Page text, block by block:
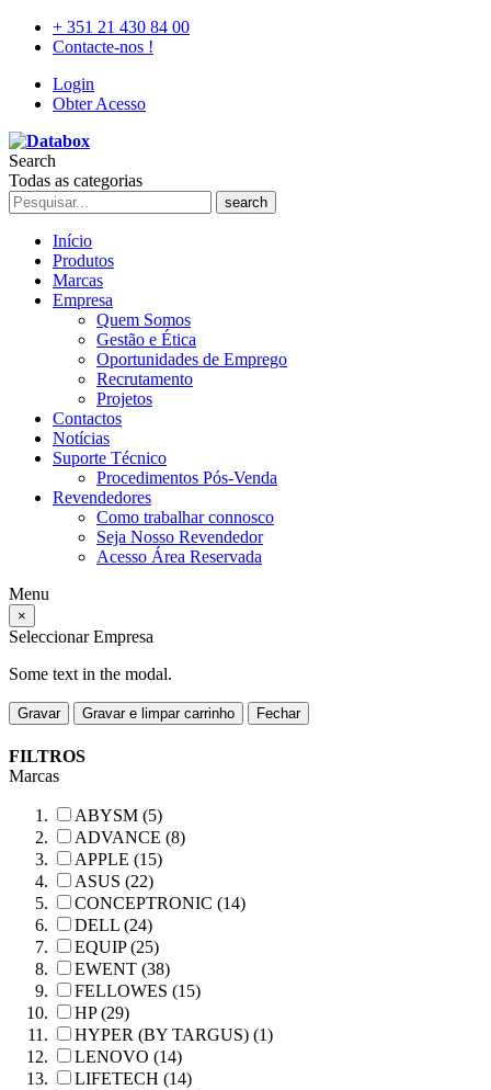
+ 351 21 430 84 00
Contacte-nos !
Login
Obter Acesso
Search
Todas as categorias
search
Início
Produtos
Marcas
Empresa
Quem Somos
Gestão e Ética
Oportunidades de Emprego
Recrutamento
Projetos
Contactos
Notícias
Suporte Técnico
Procedimentos Pós-Venda
Revendedores
Como trabalhar connosco
Seja Nosso Revendedor
Acesso Área Reservada
Menu
×
Seleccionar Empresa
Some text in the modal.
Gravar Gravar e limpar carrinho Fechar
FILTROS
Marcas
ABYSM (5)
ADVANCE (8)
APPLE (15)
ASUS (22)
CONCEPTRONIC (14)
DELL (24)
EQUIP (25)
EWENT (38)
FELLOWES (15)
HP (29)
HYPER (BY TARGUS) (1)
LENOVO (14)
LIFETECH (14)